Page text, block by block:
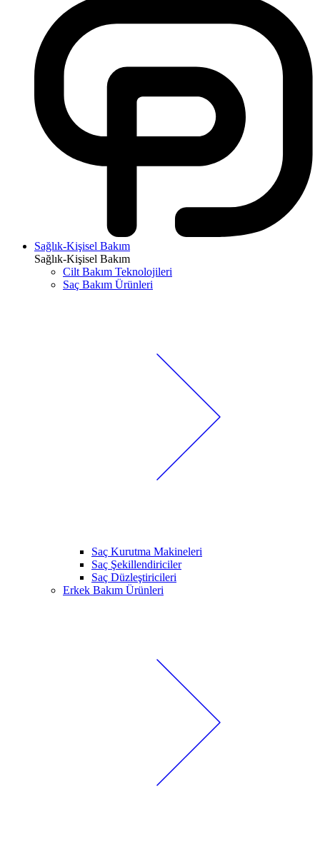
Sağlık-Kişisel Bakım
Sağlık-Kişisel Bakım
Cilt Bakım Teknolojileri
Saç Bakım Ürünleri
Saç Kurutma Makineleri
Saç Şekillendiriciler
Saç Düzleştiricileri
Erkek Bakım Ürünleri